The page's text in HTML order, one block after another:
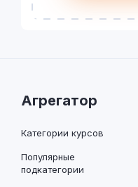
Агрегатор
Категории курсов
Популярные
подкатегории